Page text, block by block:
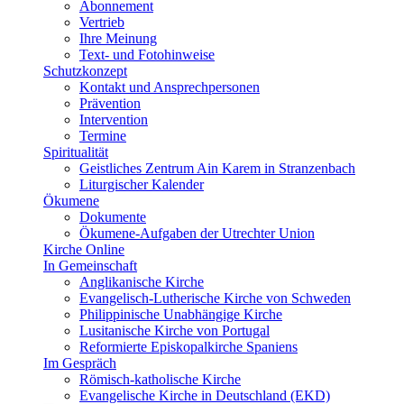
Abonnement
Vertrieb
Ihre Meinung
Text- und Fotohinweise
Schutzkonzept
Kontakt und Ansprechpersonen
Prävention
Intervention
Termine
Spiritualität
Geistliches Zentrum Ain Karem in Stranzenbach
Liturgischer Kalender
Ökumene
Dokumente
Ökumene-Aufgaben der Utrechter Union
Kirche Online
In Gemeinschaft
Anglikanische Kirche
Evangelisch-Lutherische Kirche von Schweden
Philippinische Unabhängige Kirche
Lusitanische Kirche von Portugal
Reformierte Episkopalkirche Spaniens
Im Gespräch
Römisch-katholische Kirche
Evangelische Kirche in Deutschland (EKD)